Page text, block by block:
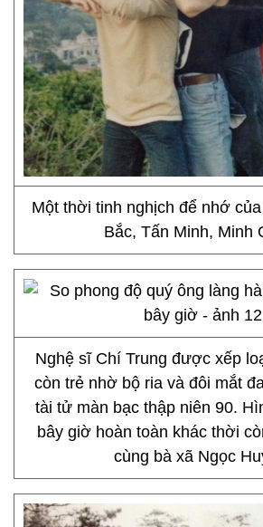
Một thời tinh nghịch để nhớ
Bắc, Tấn Minh, Minh
Nghệ sĩ Chí Trung được xếp
còn trẻ nhờ bộ ria và đôi mắt
tài tử màn bạc thập niên 90.
bây giờ hoàn toàn khác thời
cùng bà xã Ngọc